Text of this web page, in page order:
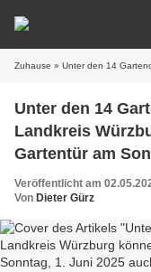
Zuhause » Unter den 14 Gartenoasen in Stadt und
Unter den 14
Landkreis
Gartentür am
Veitshöchheim
Veröffentlicht am
Von Dieter Gürz